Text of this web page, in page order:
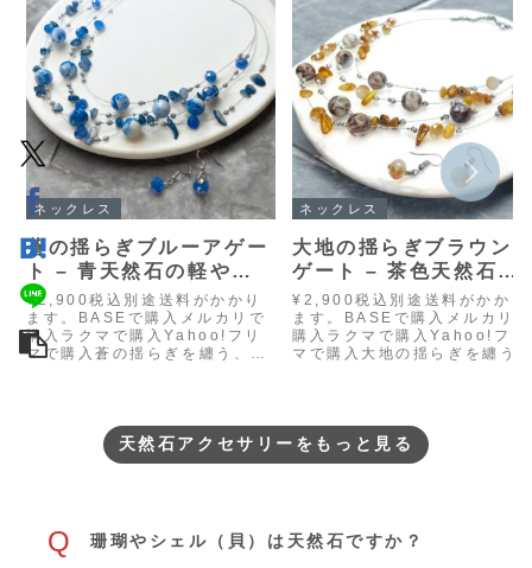
ネックレス
蒼の揺らぎブルーアゲー
ト – 青天然石の軽やか
ネックレス＆ピアス
¥2,900税込別途送料がかかり
ます。BASEで購入メルカリで
購入ラクマで購入Yahoo!フリ
マで購入蒼の揺らぎを纏う、静
ネックレス
大地の揺らぎブラウン
ゲート – 茶色天然石の
軽やかネックレス＆ピ
ス
¥2,900税込別途送料がかかり
ます。BASEで購入メルカリで
購入ラクマで購入Yahoo!フリ
マで購入大地の揺らぎを纏う
天然石アクセサリーをもっと見る
Q 珊瑚やシェル（貝）は天然石ですか？